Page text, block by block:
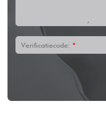
Verificatiecode: *